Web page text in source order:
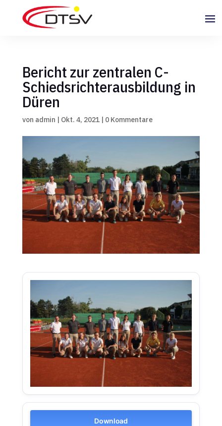
Bericht zur zentralen C-
Schiedsrichterausbildung in
Düren
von admin | Okt. 4, 2021| 0 Kommentare
Download